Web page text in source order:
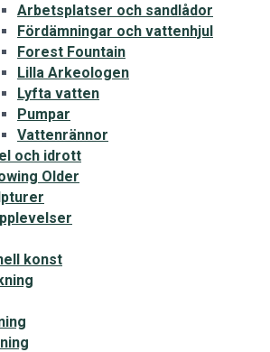
Arbetsplatser och sandlådor
Fördämningar och vattenhjul
Forest Fountain
Lilla Arkeologen
Lyfta vatten
Pumpar
Vattenrännor
och idrott
Older
konst